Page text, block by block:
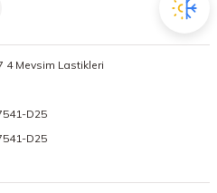
17.5 Lastikler
19 Lastikler
20 Lastikler
18 Lastikler
4 Mevsim Lastikleri
D25
D25